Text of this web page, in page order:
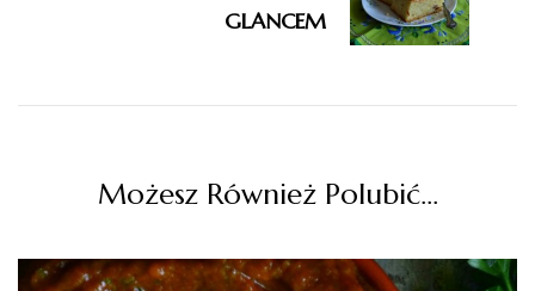
GLANCEM
Możesz Również Polubić…